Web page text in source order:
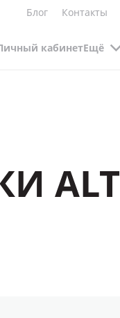
Блог Контакты
кабинетЕщё
ALT